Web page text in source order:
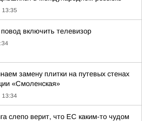
13:35
включить телевизор
замену плитки на путевых стенах
«Смоленская»
13:34
слепо верит, что ЕС каким-то чудом